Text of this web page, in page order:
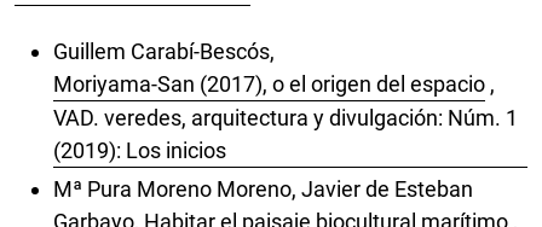
Guillem Carabí-Bescós,
Moriyama-San (2017), o el origen del espacio ,
VAD. veredes, arquitectura y divulgación: Núm. 1
(2019): Los inicios
Mª Pura Moreno Moreno, Javier de Esteban
Garbayo, Habitar el paisaje biocultural marítimo ,